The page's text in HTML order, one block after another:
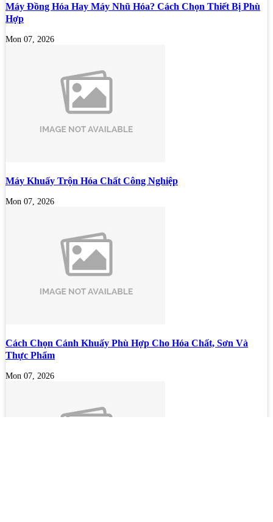
Máy Đồng Hóa Hay Máy Nhũ Hóa? Cách Chọn Thiết Bị Phù
Hợp
Mon 07, 2026
Máy Khuấy Trộn Hóa Chất Công Nghiệp
Mon 07, 2026
Cách Chọn Cánh Khuấy Phù Hợp Cho Hóa Chất, Sơn Và
Thực Phẩm
Mon 07, 2026